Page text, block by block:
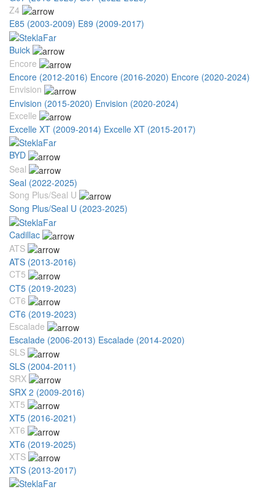
Z4
E85 (2003-2009) E89 (2009-2017)
Buick
Encore
Encore (2012-2016) Encore (2016-2020) Encore (2020-2024)
Envision
Envision (2015-2020) Envision (2020-2024)
Excelle
Excelle XT (2009-2014) Excelle XT (2015-2017)
BYD
Seal
Seal (2022-2025)
Song Plus/Seal U
Song Plus/Seal U (2023-2025)
Cadillac
ATS
ATS (2013-2016)
CT5
CT5 (2019-2023)
CT6
CT6 (2019-2023)
Escalade
Escalade (2006-2013) Escalade (2014-2020)
SLS
SLS (2004-2011)
SRX
SRX 2 (2009-2016)
XT5
XT5 (2016-2021)
XT6
XT6 (2019-2025)
XTS
XTS (2013-2017)